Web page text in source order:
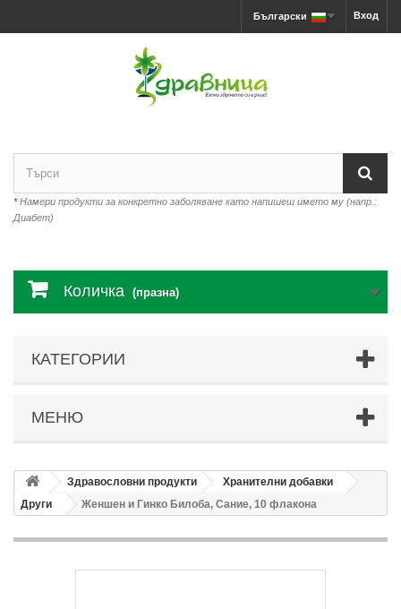
Вход
Български
*Намери продукти за конкретно заболяване като напишеш името му (напр.:
Диабет)
Количка (празна)
КАТЕГОРИИ
МЕНЮ
Здравословни продукти
Хранителни добавки
Други
Женшен и Гинко Билоба, Сание, 10 флакона